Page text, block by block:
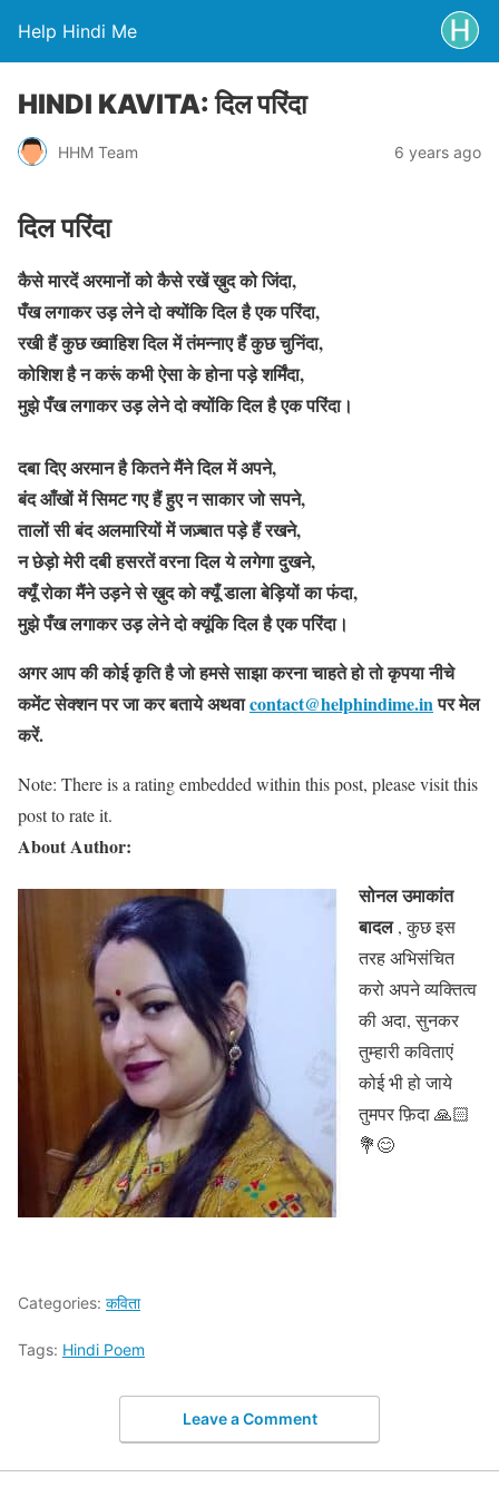
Help Hindi Me
HINDI KAVITA: दिल परिंदा
HHM Team 6 years ago
दिल परिंदा
कैसेमारदें अरमानों को कैसे रखें ख़ुद को जिंदा,
पँख लगाकर उड़ लेने दो क्योंकि दिल है एक परिंदा,
रखी हैं कुछ ख्वाहिश दिल में तंमन्नाए हैं कुछ चुनिंदा,
कोशिश है न करूं कभी ऐसा के होना पड़े शर्मिंदा,
मुझे पँख लगाकर उड़ लेने दो क्योंकि दिल है एक परिंदा।
दबा दिए अरमान है कितने मैंने दिल में अपने,
बंद आँखों में सिमट गए हैं हुए न साकार जो सपने,
तालों सी बंद अलमारियों में जज़्बात पड़े हैं रखने,
न छेड़ो मेरी दबी हसरतें वरना दिल ये लगेगा दुखने,
क्यूँ रोका मैंने उड़ने से ख़ुद को क्यूँ डाला बेड़ियों का फंदा,
मुझे पँख लगाकर उड़ लेने दो क्यूंकि दिल है एक परिंदा।
अगर आप की कोई कृति है जो हमसे साझा करना चाहते हो तो कृपया नीचे
कमेंट सेक्शन पर जा कर बतायेअथवाcontact@helphindime.inपर मेल
करें.
Note: There is a rating embedded within this post, please visit this
post to rate it.
About Author:
सोनल उमाकांत
बादल, कुछ इस
तरह अभिसंचित
करो अपने व्यक्तित्व
की अदा, सुनकर
तुम्हारी कविताएं
कोई भी हो जाये
तुमपर फ़िदा 🙏🏻
💐😊
Categories: कविता
Tags: Hindi Poem
Leave a Comment